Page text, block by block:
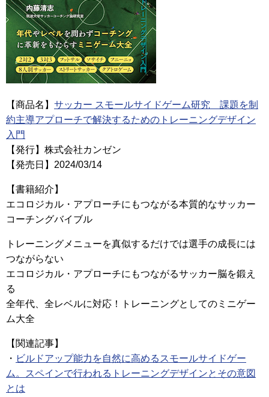
【商品名】 サッカー スモールサイドゲーム研究 課題を制
約主導アプローチで解決するためのトレーニングデザイン
入門
【発行】株式会社カンゼン
【発売日】2024/03/14
【書籍紹介】
エコロジカル・アプローチにもつながる本質的なサッカー
コーチングバイブル
トレーニングメニューを真似するだけでは選手の成長には
つながらない
エコロジカル・アプローチにもつながるサッカー脳を鍛え
る
全年代、全レベルに対応！トレーニングとしてのミニゲー
ム大全
【関連記事】
・ ビルドアップ能力を自然に高めるスモールサイドゲー
ム。スペインで行われるトレーニングデザインとその意図
とは